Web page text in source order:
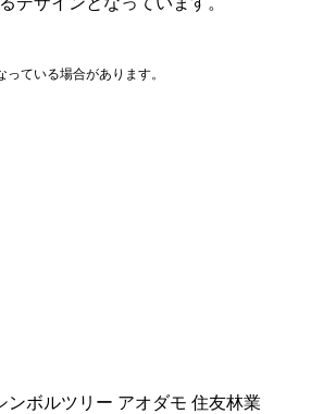
ている場合があります。
ンボルツリー アオダモ 住友林業